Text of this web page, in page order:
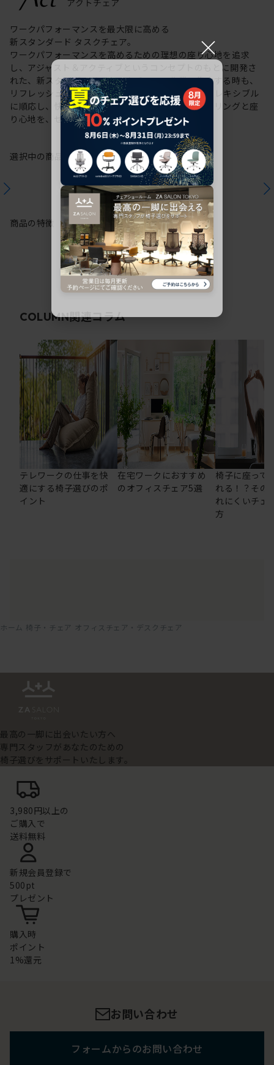
ワークパフォーマンスを最大限に高める
新スタンダード タスクチェア。
ワークパフォーマンスを高めるための理想の座り心地を追求
し、アジャスト＆アクティブというコンセプトのもとに開発さ
れた、新スタンダードのタスクチェア。作業に集中する時も、
リフレッシュする時も、座る姿勢や身体の動きにフレキシブル
に順応し、快適にサポートします。新感覚のスタイリングと座
り心地を、ぜひご体感ください。
選択中の商品情報保証注意事項
商品の特徴
COLUMN関連コラム
テレワークの仕事を快
適にする椅子選びのポ
イント
在宅ワークにおすすめ
のオフィスチェア5選
椅子に座って
れる！？その
れにくいチェ
方
ホーム 椅子・チェア オフィスチェア・デスクチェア
最高の一脚に出会いたい方へ
専門スタッフがあなたのための
椅子選びをサポートいたします。
3,980円以上の
ご購入で
送料無料
新規会員登録で
500pt
プレゼント
購入時
ポイント
1%還元
お問い合わせ
フォームからのお問い合わせ
×